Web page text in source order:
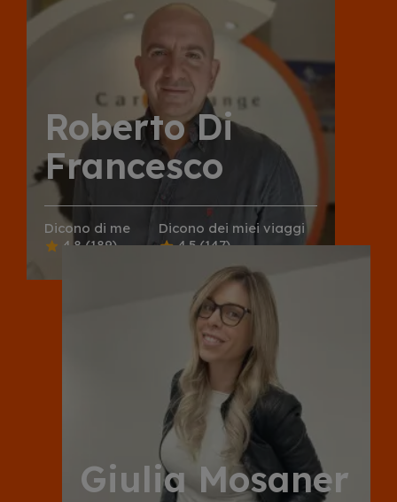
Roberto Di
Francesco
Dicono di me
4.8(189)
Dicono dei miei viaggi
4.5(147)
Giulia Mosaner